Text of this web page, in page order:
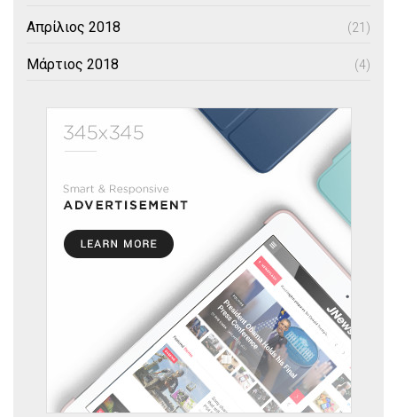
Απρίλιος 2018 (21)
Μάρτιος 2018 (4)